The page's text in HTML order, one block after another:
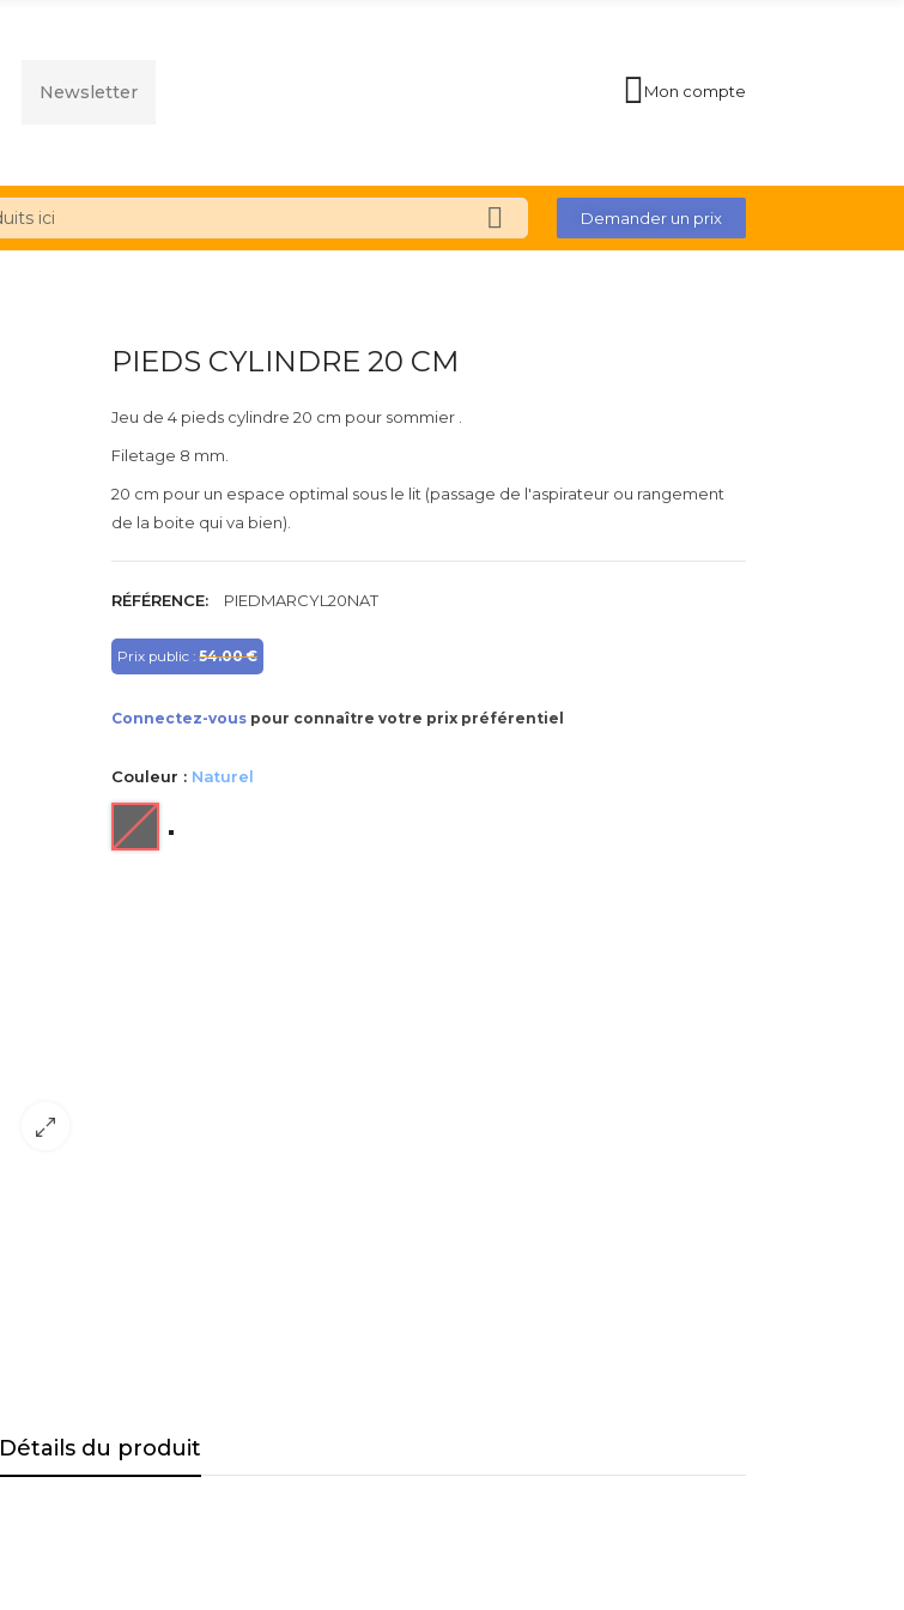
Newsletter Mon compte
Demander un prix
PIEDS CYLINDRE 20 CM
Jeu de 4 pieds cylindre 20 cm pour sommier .
Filetage 8 mm.
20 cm pour un espace optimal sous le lit (passage de l'aspirateur ou rangement
de la boite qui va bien).
RÉFÉRENCE: PIEDMARCYL20NAT
Prix public : 54.00 €
Connectez-vous pour connaître votre prix préférentiel
Couleur : Naturel
Détails du produit